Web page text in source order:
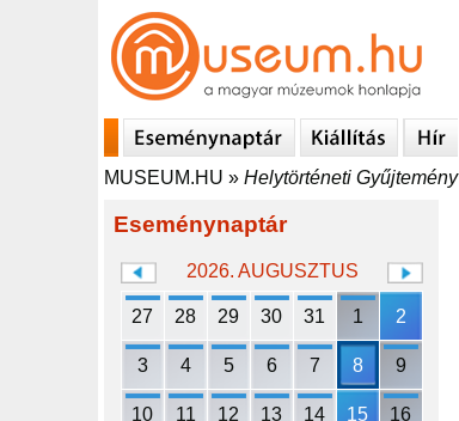
MUSEUM.HU » Helytörténeti Gyűjtemény
Eseménynaptár
2026. AUGUSZTUS
27 28 29 30 31 1 2
3 4 5 6 7 8 9
10 11 12 13 14 15 16